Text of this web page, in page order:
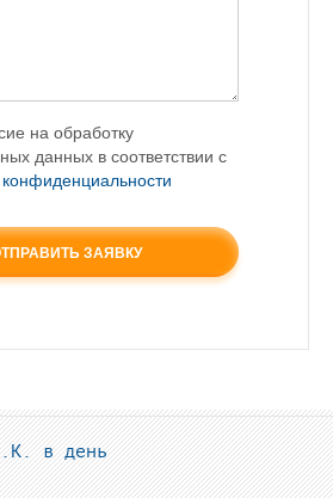
на обработку
данных в соответствии с
*
ЗАЯВКУ
в день